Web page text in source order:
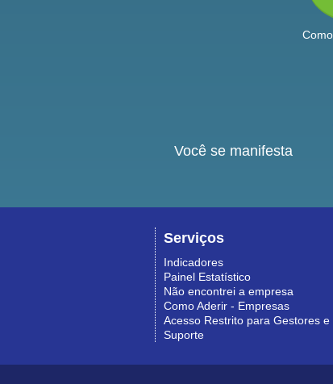
Você se manifesta
Serviços
Indicadores
Painel Estatístico
Não encontrei a empresa
Como Aderir - Empresas
Acesso Restrito para Gestores e
Suporte